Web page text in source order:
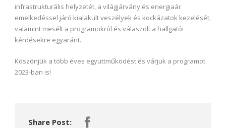
infrastrukturális helyzetét, a világjárvány és energiaár
emelkedéssel járó kialakult veszélyek és kockázatok kezelését,
valamint mesélt a programokról és válaszolt a hallgatói
kérdésekre egyaránt.
Köszönjük a több éves együttműködést és várjuk a programot
2023-ban is!
Share Post: